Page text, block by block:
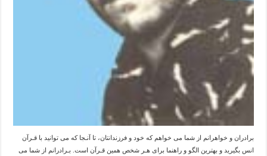
برادران و خواهرانم از شما می خواهم که خود و فرزندانتان، تا آنـجا که می توانید با قـرآن
انس بگیرید و بهترین الگو و راهنما برای هـر شخص همین قـرآن است. بـرادرانم از شما می